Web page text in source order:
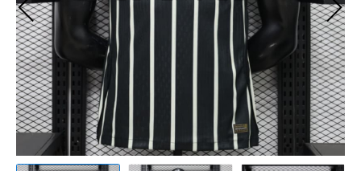
Otras Ligas
Niños
Entrenamiento